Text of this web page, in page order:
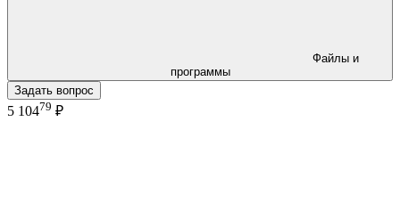
программы
Задать вопрос
5 10479 ₽